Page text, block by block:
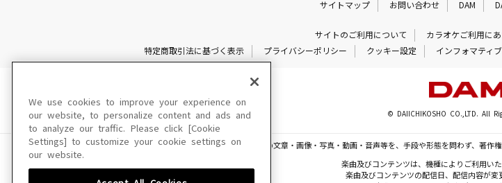
サイトマップ お問い合わせ DAM
サイトのご利用について カラオケご利用に
特定商取引法に基づく表示
プライバシーポリシー クッキー設定 インフォマティ
© DAIICHIKOSHO CO.,LTD. All
このサイトに掲載されている一切の文章・画像・写真・動画・音声等を、手段や形態を問わず、著作
楽曲及びコンテンツは、機種によりご利用い
楽曲及びコンテンツの配信日、配信内容が変
We use cookies to improve your experience on
our website, to personalize content and ads and
to analyze our traffic. Please click [Cookie
Settings] to customize your cookie settings on
our website.